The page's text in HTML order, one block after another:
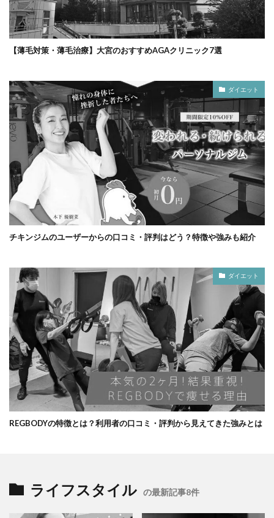
【薄毛対策・薄毛治療】大宮のおすすめAGAクリニック7選
ダイエット
チキンジムのユーザーからの口コミ・評判はどう？特徴や強みも紹介
ダイエット
REGBODYの特徴とは？利用者の口コミ・評判から見えてきた強みとは
ライフスタイル の最新記事8件